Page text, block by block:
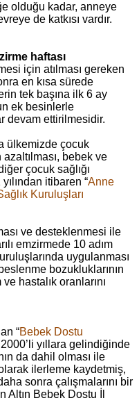
olduğu kadar, anneye
de katkısı vardır.
haftası
için atılması gereken
en kısa sürede
tek başına ilk 6 ay
ek besinlerle
devam ettirilmesidir.
ülkemizde çocuk
azaltılması, bebek ve
çocuk sağlığı
itibaren “Anne
Kuruluşları
ve desteklenmesi ile
emzirmede 10 adım
uygulanması
bozukluklarının
hastalık oranlarını
“Bebek Dostu
yıllara gelindiğinde
da dahil olması ile
ilerleme kaydetmiş,
sonra çalışmalarını bir
Altın Bebek Dostu İl